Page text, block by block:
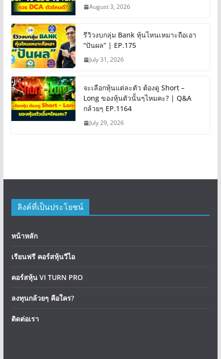
August 3, 2026
รีวิวงบกลุ่ม Bank หุ้นไหนเหมาะถือเอา
“ปันผล” | EP.175
July 31, 2026
จะเลือกหุ้นแต่ละตัว ต้องดู Short –
Long ของหุ้นตัวนั้นๆไหมคะ? | Q&A
กล้วยๆ EP.1164
July 29, 2026
ลิงค์ที่เป็นประโยชน์
หน้าหลัก
เรียนฟรี คอร์สหุ้นวีไอ
คอร์สหุ้น VI TURN PRO
ลงทุนกล้วยๆ คือใคร?
ติดต่อเรา